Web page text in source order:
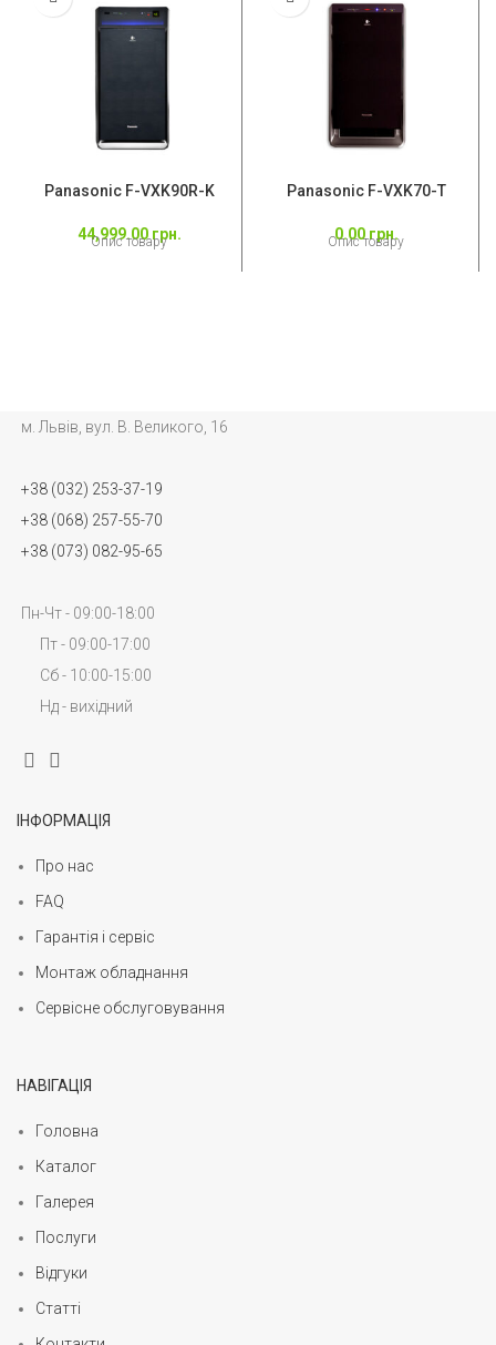
Panasonic F-VXK90R-K
44,999.00грн.
Опис товару
Panasonic F-VXK70-Т
0.00грн.
Опис товару
м. Львів, вул. В. Великого, 16
+38 (032) 253-37-19
+38 (068) 257-55-70
+38 (073) 082-95-65
Пн-Чт - 09:00-18:00
Пт - 09:00-17:00
Сб - 10:00-15:00
Нд - вихідний
ІНФОРМАЦІЯ
Про нас
FAQ
Гарантія і сервіс
Монтаж обладнання
Сервісне обслуговування
НАВІГАЦІЯ
Головна
Каталог
Галерея
Послуги
Відгуки
Статті